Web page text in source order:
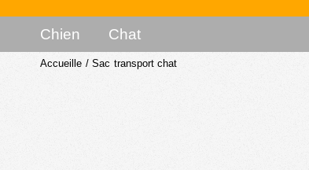
Chien
Chat
Accueille / Sac transport chat